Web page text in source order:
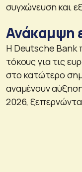
συγχώνευση και
Ανάκαμψη
Η Deutsche Bank
τόκους για τις
στο κατώτερο
αναμένουν
2026,